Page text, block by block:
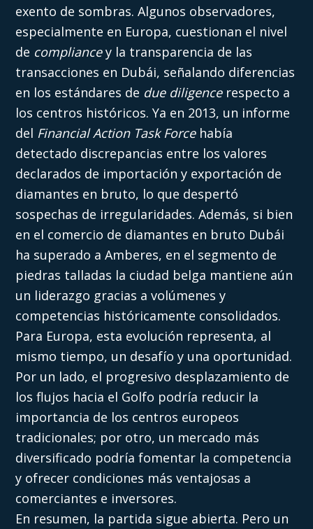
exento de sombras. Algunos observadores,
especialmente en Europa, cuestionan el nivel
de compliancey la transparencia de las
transacciones en Dubái, señalando diferencias
en los estándares de due diligencerespecto a
los centros históricos. Ya en 2013, un informe
del Financial Action Task Forcehabía
detectado discrepancias entre los valores
declarados de importación y exportación de
diamantes en bruto, lo que despertó
sospechas de irregularidades. Además, si bien
en el comercio de diamantes en bruto Dubái
ha superado a Amberes, en el segmento de
piedras talladas la ciudad belga mantiene aún
un liderazgo gracias a volúmenes y
competencias históricamente consolidados.
Para Europa, esta evolución representa, al
mismo tiempo, un desafío y una oportunidad.
Por un lado, el progresivo desplazamiento de
los flujos hacia el Golfo podría reducir la
importancia de los centros europeos
tradicionales; por otro, un mercado más
diversificado podría fomentar la competencia
y ofrecer condiciones más ventajosas a
comerciantes e inversores.
En resumen, la partida sigue abierta. Pero un